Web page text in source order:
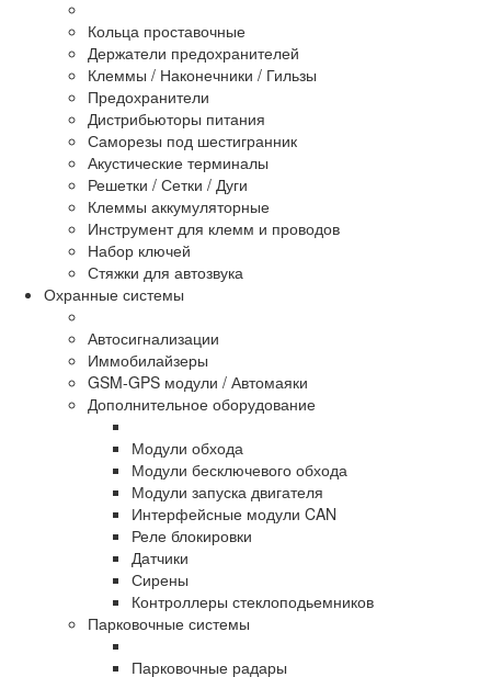
Кольца проставочные
Держатели предохранителей
Клеммы / Наконечники / Гильзы
Предохранители
Дистрибьюторы питания
Саморезы под шестигранник
Акустические терминалы
Решетки / Сетки / Дуги
Клеммы аккумуляторные
Инструмент для клемм и проводов
Набор ключей
Стяжки для автозвука
Охранные системы
Автосигнализации
Иммобилайзеры
GSM-GPS модули / Автомаяки
Дополнительное оборудование
Модули обхода
Модули бесключевого обхода
Модули запуска двигателя
Интерфейсные модули CAN
Реле блокировки
Датчики
Сирены
Контроллеры стеклоподьемников
Парковочные системы
Парковочные радары